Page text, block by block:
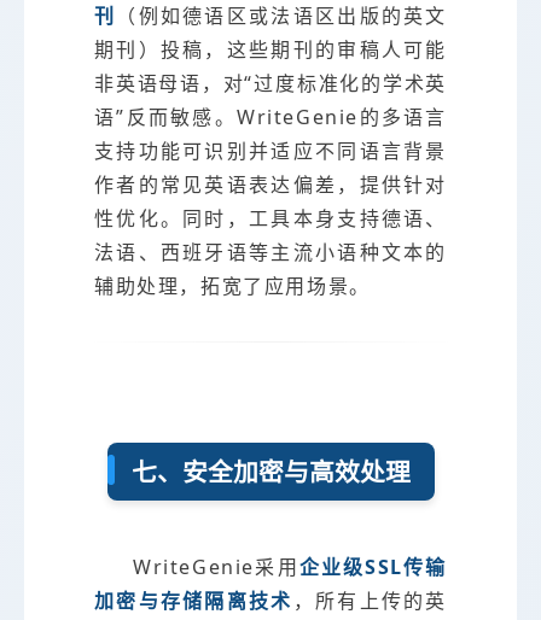
刊 （例如德语区或法语区出版的英文
期刊）投稿，这些期刊的审稿人可能
非英语母语，对“过度标准化的学术英
语”反而敏感。WriteGenie的多语言
支持功能可识别并适应不同语言背景
作者的常见英语表达偏差，提供针对
性优化。同时，工具本身支持德语、
法语、西班牙语等主流小语种文本的
辅助处理，拓宽了应用场景。
七、安全加密与高效处理
WriteGenie采用企业级SSL传输
加密与存储隔离技术 ，所有上传的英